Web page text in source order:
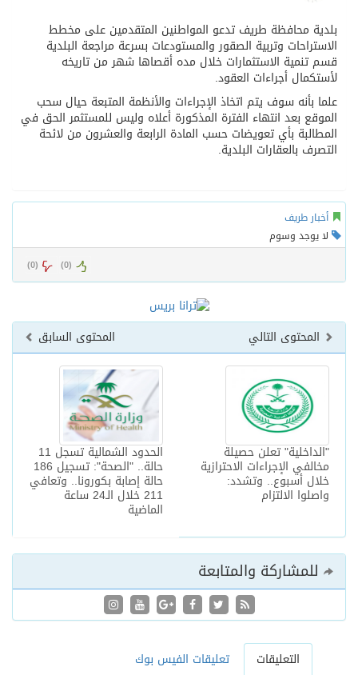
بلدية محافظة طريف تدعو المواطنين المتقدمين على مخطط
الاستراحات وتربية الصقور والمستودعات بسرعة مراجعة البلدية
قسم تنمية الاستثمارات خلال مده أقصاها شهر من تاريخه
لأستكمال أجراءات العقود.
علما بأنه سوف يتم اتخاذ الإجراءات والأنظمة المتبعة حيال سحب
الموقع بعد انتهاء الفترة المذكورة أعلاه وليس للمستثمر الحق في
المطالبة بأي تعويضات حسب المادة الرابعة والعشرون من لائحة
التصرف بالعقارات البلدية.
أخبار طريف
لا يوجد وسوم
(
0
) (
0
)
المحتوى السابق المحتوى التالي
الحدود الشمالية تسجل 11
حالة.. "الصحة": تسجيل 186
حالة إصابة بكورونا.. وتعافي
211 خلال الـ24 ساعة
الماضية
"الداخلية" تعلن حصيلة
مخالفي الإجراءات الاحترازية
خلال أسبوع.. وتشدد:
واصلوا الالتزام
للمشاركة والمتابعة
التعليقات تعليقات الفيس بوك